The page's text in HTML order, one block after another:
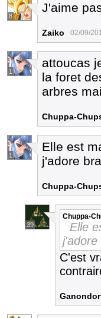
8
J'aime
Zaiko 02/09/
1
attoucas
la foret
arbres
Chuppa-
1
Elle est
j'adore
Chuppa-
39
Chuppa-
Elle
j'adore
C'est